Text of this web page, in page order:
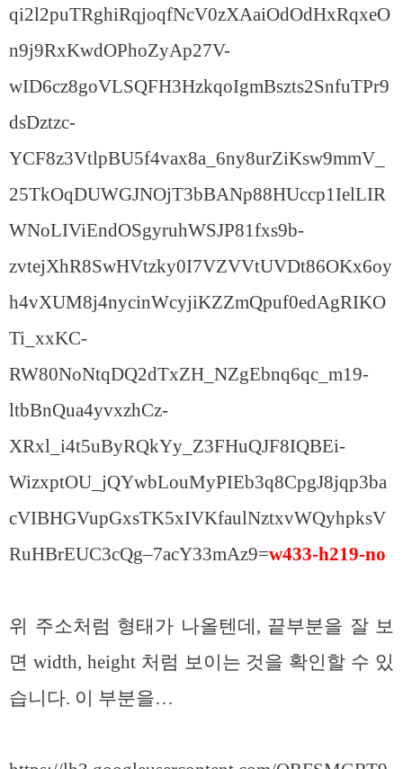
qi2l2puTRghiRqjoqfNcV0zXAaiOdOdHxRqxeO
n9j9RxKwdOPhoZyAp27V-
wID6cz8goVLSQFH3HzkqoIgmBszts2SnfuTPr9
dsDztzc-
YCF8z3VtlpBU5f4vax8a_6ny8urZiKsw9mmV_
25TkOqDUWGJNOjT3bBANp88HUccp1IelLIR
WNoLIViEndOSgyruhWSJP81fxs9b-
zvtejXhR8SwHVtzky0I7VZVVtUVDt86OKx6oy
h4vXUM8j4nycinWcyjiKZZmQpuf0edAgRIKO
Ti_xxKC-
RW80NoNtqDQ2dTxZH_NZgEbnq6qc_m19-
ltbBnQua4yvxzhCz-
XRxl_i4t5uByRQkYy_Z3FHuQJF8IQBEi-
WizxptOU_jQYwbLouMyPIEb3q8CpgJ8jqp3ba
cVIBHGVupGxsTK5xIVKfaulNztxvWQyhpksV
RuHBrEUC3cQg–7acY33mAz9=w433-h219-no
위 주소처럼 형태가 나올텐데, 끝부분을 잘 보
면 width, height 처럼 보이는 것을 확인할 수 있
습니다. 이 부분을…